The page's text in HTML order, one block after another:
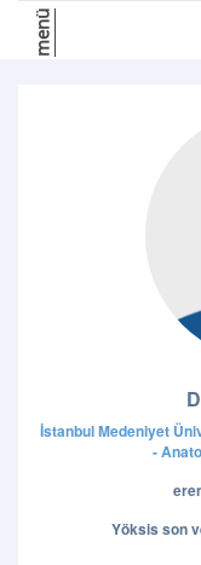
menü
İstanbul Medeniyet
-
Yöksis son